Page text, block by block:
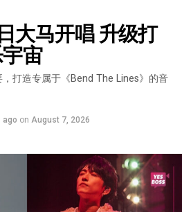
大马开唱 升级打
宙
打造专属于《Bend The Lines》的音
ago on August 7, 2026